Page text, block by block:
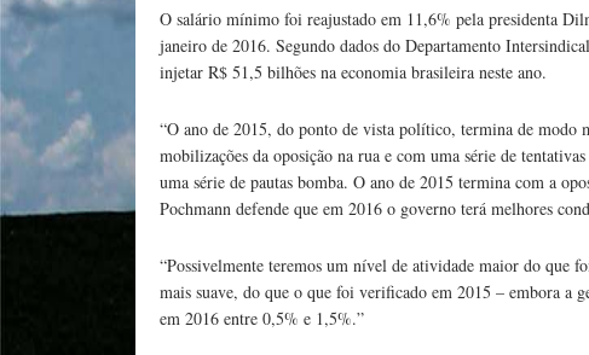
O salário mínimo foi reajustado em 11,6% pela presidenta
janeiro de 2016. Segundo dados do Departamento
injetar R$ 51,5 bilhões na economia brasileira neste ano.
“O ano de 2015, do ponto de vista político, termina de
mobilizações da oposição na rua e com uma série de
uma série de pautas bomba. O ano de 2015 termina com a
Pochmann defende que em 2016 o governo terá melhores
“Possivelmente teremos um nível de atividade maior do que
mais suave, do que o que foi verificado em 2015 – embora a
em 2016 entre 0,5% e 1,5%.”